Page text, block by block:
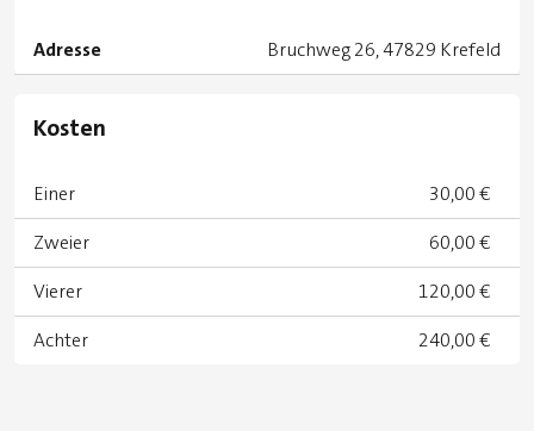
Adresse Bruchweg 26, 47829 Krefeld
Kosten
Einer
30,00 €
Zweier
60,00 €
Vierer
120,00 €
Achter
240,00 €